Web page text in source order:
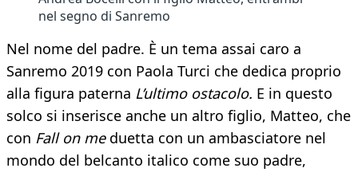
nel segno di Sanremo
Nel nome del padre. È un tema assai caro a
Sanremo 2019 con Paola Turci che dedica proprio
alla figura paterna L’ultimo ostacolo. E in questo
solco si inserisce anche un altro figlio, Matteo, che
con Fall on meduetta con un ambasciatore nel
mondo del belcanto italico come suo padre,